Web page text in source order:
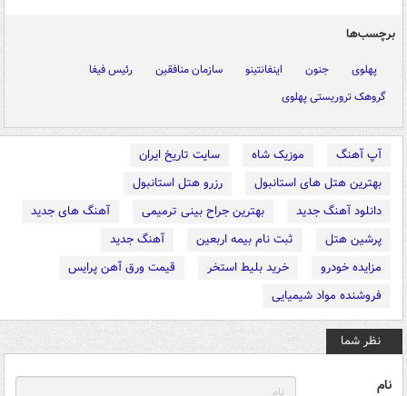
برچسب‌ها
پهلوی جنون اینفانتینو سازمان منافقین
رئیس فیفا
گروهک تروریستی پهلوی
آپ آهنگ موزیک شاه
سایت تاریخ ایران
بهترین هتل های استانبول
رزرو هتل استانبول
دانلود آهنگ جدید
بهترین جراح بینی ترمیمی
آهنگ های جدید
پرشین هتل
ثبت نام بیمه اربعین
آهنگ جدید
مزایده خودرو
خرید بلیط استخر
قیمت ورق آهن پرایس
فروشنده مواد شیمیایی
نظر شما
نام